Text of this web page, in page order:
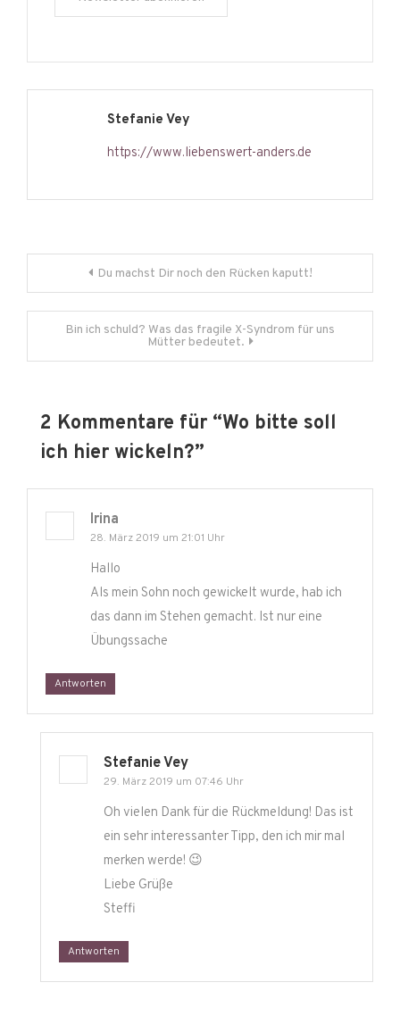
Stefanie Vey
https://www.liebenswert-anders.de
Beitragsnavigation
Du machst Dir noch den Rücken kaputt!
Bin ich schuld? Was das fragile X-Syndrom für uns
Mütter bedeutet.
2 Kommentare für “Wo bitte soll
ich hier wickeln?”
Irina
28. März 2019 um 21:01 Uhr
Hallo
Als mein Sohn noch gewickelt wurde, hab ich
das dann im Stehen gemacht. Ist nur eine
Übungssache
Antworten
Stefanie Vey
29. März 2019 um 07:46 Uhr
Oh vielen Dank für die Rückmeldung! Das ist
ein sehr interessanter Tipp, den ich mir mal
merken werde! 😉
Liebe Grüße
Steffi
Antworten